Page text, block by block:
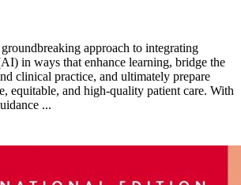
approach to integrating
in ways that enhance learning, bridge the
clinical practice, and ultimately prepare
equitable, and high-quality patient care. With
...